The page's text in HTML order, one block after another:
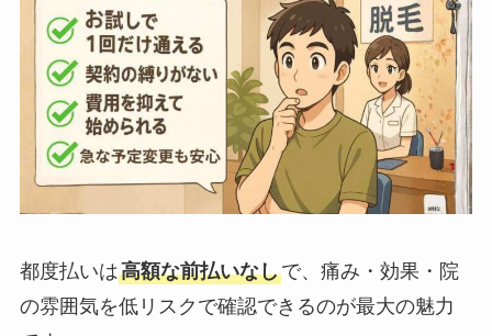
都度払いは高額な前払いなしで、痛み・効果・院
の雰囲気を低リスクで確認できるのが最大の魅力